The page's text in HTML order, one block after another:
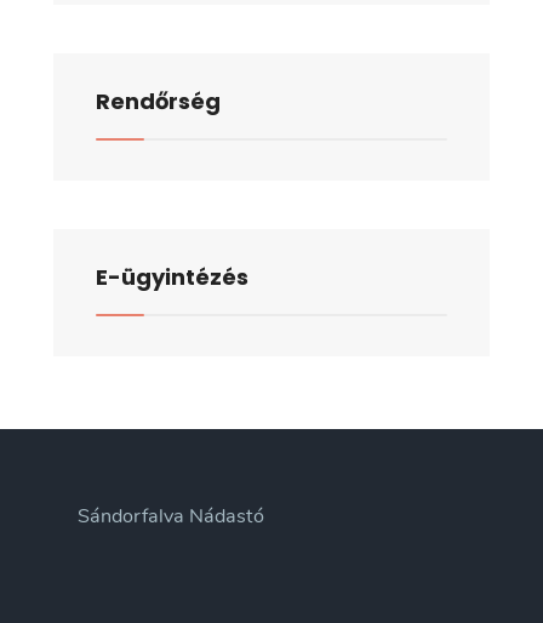
Rendőrség
E-ügyintézés
Sándorfalva Nádastó